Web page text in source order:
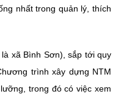
nhất trong quản lý, thích
xã Bình Sơn), sắp tới quy
trình xây dựng NTM
trong đó có việc xem